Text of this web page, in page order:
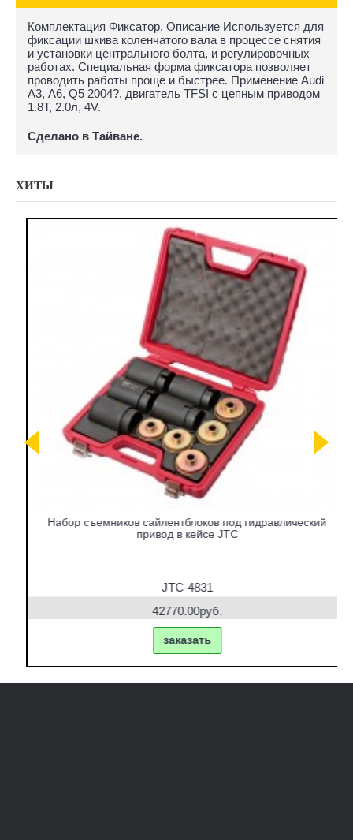
Комплектация Фиксатор. Описание Используется для
фиксации шкива коленчатого вала в процессе снятия
и установки центрального болта, и регулировочных
работах. Специальная форма фиксатора позволяет
проводить работы проще и быстрее. Применение Audi
А3, А6, Q5 2004?, двигатель TFSI с цепным приводом
1.8Т, 2.0л, 4V.
Сделано в Тайване.
ХИТЫ
Набор съемников сайлентблоков под гидравлический
привод в кейсе JTC
JTC-4831
42770.00руб.
заказать